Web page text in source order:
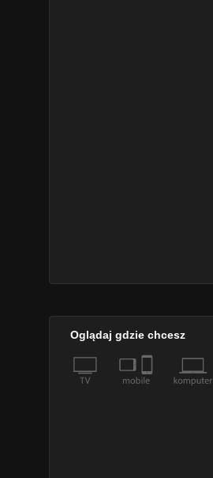
Oglądaj gdzie chcesz